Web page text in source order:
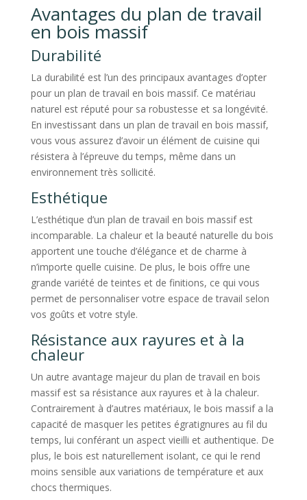
Avantages du plan de travail
en bois massif
Durabilité
La durabilité est l’un des principaux avantages d’opter
pour un plan de travail en bois massif. Ce matériau
naturel est réputé pour sa robustesse et sa longévité.
En investissant dans un plan de travail en bois massif,
vous vous assurez d’avoir un élément de cuisine qui
résistera à l’épreuve du temps, même dans un
environnement très sollicité.
Esthétique
L’esthétique d’un plan de travail en bois massif est
incomparable. La chaleur et la beauté naturelle du bois
apportent une touche d’élégance et de charme à
n’importe quelle cuisine. De plus, le bois offre une
grande variété de teintes et de finitions, ce qui vous
permet de personnaliser votre espace de travail selon
vos goûts et votre style.
Résistance aux rayures et à la
chaleur
Un autre avantage majeur du plan de travail en bois
massif est sa résistance aux rayures et à la chaleur.
Contrairement à d’autres matériaux, le bois massif a la
capacité de masquer les petites égratignures au fil du
temps, lui conférant un aspect vieilli et authentique. De
plus, le bois est naturellement isolant, ce qui le rend
moins sensible aux variations de température et aux
chocs thermiques.